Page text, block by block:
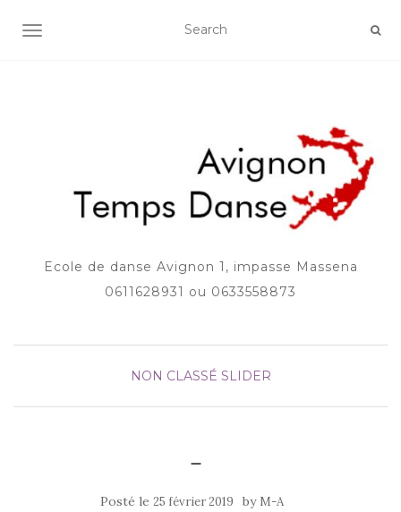
AFFICHER/MASQUER LA NAVIGATION
Ecole de danse Avignon 1, impasse Massena
0611628931 ou 0633558873
NON CLASSÉ SLIDER
–
Posté le 25 février 2019 by M-A